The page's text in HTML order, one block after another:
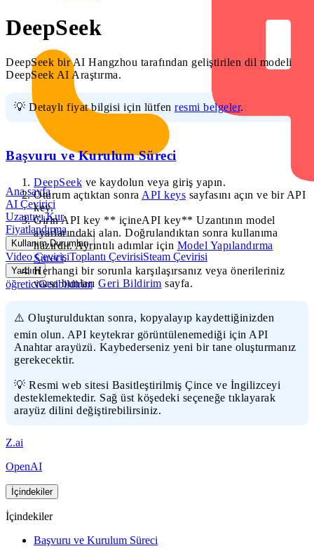
Ana sayfa
AI Çevirici
Uzantıyı Kur
Fiyatlandırma
Kullanım Durumları
Video ÇevirisiToplantı ÇevirisiSteam Çevirisi
Yardım
öğreticiGeribildirim
DeepSeek
DeepSeek bir AI Hangzhou tarafından geliştirilen dil modeli
DeepSeek AI Araştırma.
💡 Detaylı fiyat bilgisi için lütfen resmi belgeler.
Başvuru ve Kurulum Süreci
DeepSeek ve kaydolun veya giriş yapın.
Oturum açtıktan sonra API keys sayfasını açın ve bir API
key.
Girin API key ** içineAPI key** Uzantının model
ayarlarındaki alan. Doğrulandıktan sonra kullanıma
hazırdır. Ayrıntılı adımlar için Model Yapılandırma
Süreci.
Herhangi bir sorunla karşılaşırsanız veya önerileriniz
varsa bunları Geri Bildirim sayfa.
⚠️ Oluşturulduktan sonra, kopyalayıp kaydettiğinizden
emin olun. API keytekrar görüntülenemediği için API
Anahtar arayüzü. Kaybederseniz yeni bir tane oluşturmanız
gerekecektir.
💡 Resmi web sitesi Basitleştirilmiş Çince ve İngilizceyi
desteklemektedir. Sağ üst köşedeki seçeneğe tıklayarak
arayüz dilini değiştirebilirsiniz.
Z.ai
OpenAI
İçindekiler
İçindekiler
Başvuru ve Kurulum Süreci